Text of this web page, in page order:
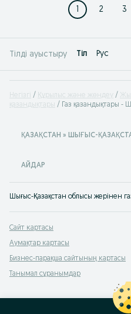
1 2 3
Тілді ауыстыру Tіл Рус
Негізгі Құрылыс және жөндеу
қазандықтары
Газ қазандықтары -
ҚАЗАҚСТАН » ШЫҒЫС-
АЙДАР
Сайт картасы
Аумақтар картасы
Бизнес-парақша сайтының картасы
Танымал сұранымдар